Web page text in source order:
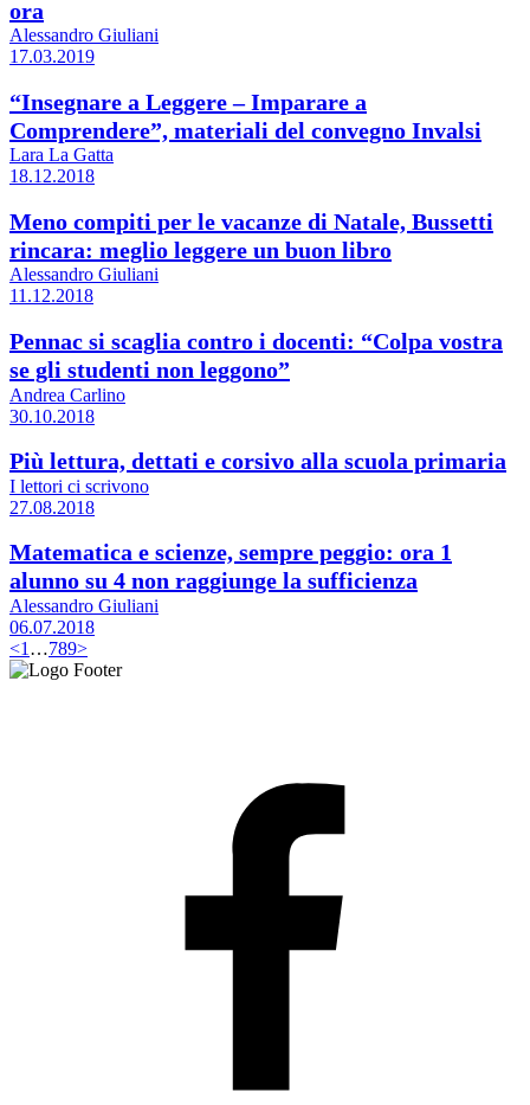
ora
Alessandro Giuliani
17.03.2019
“Insegnare a Leggere – Imparare a
Comprendere”, materiali del convegno Invalsi
Lara La Gatta
18.12.2018
Meno compiti per le vacanze di Natale, Bussetti
rincara: meglio leggere un buon libro
Alessandro Giuliani
11.12.2018
Pennac si scaglia contro i docenti: “Colpa vostra
se gli studenti non leggono”
Andrea Carlino
30.10.2018
Più lettura, dettati e corsivo alla scuola primaria
I lettori ci scrivono
27.08.2018
Matematica e scienze, sempre peggio: ora 1
alunno su 4 non raggiunge la sufficienza
Alessandro Giuliani
06.07.2018
<1 …789>